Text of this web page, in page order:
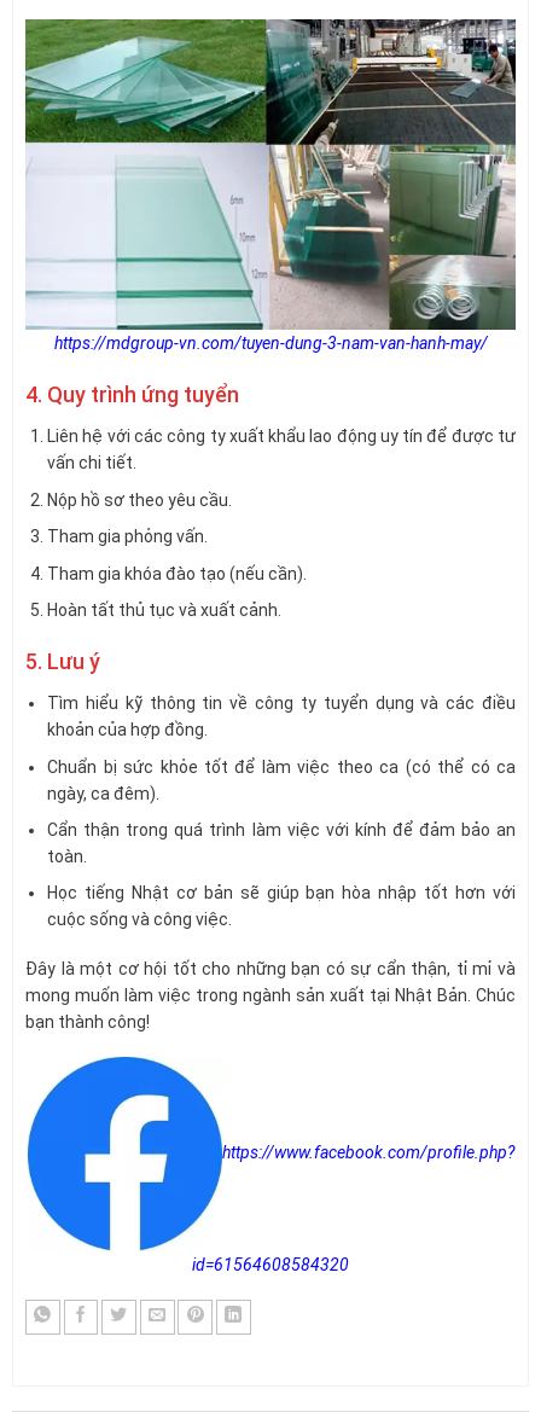
https://mdgroup-vn.com/tuyen-dung-3-nam-van-hanh-may/
4. Quy trình ứng tuyển
Liên hệ với các công ty xuất khẩu lao động uy tín để được tư
vấn chi tiết.
Nộp hồ sơ theo yêu cầu.
Tham gia phỏng vấn.
Tham gia khóa đào tạo (nếu cần).
Hoàn tất thủ tục và xuất cảnh.
5. Lưu ý
Tìm hiểu kỹ thông tin về công ty tuyển dụng và các điều
khoản của hợp đồng.
Chuẩn bị sức khỏe tốt để làm việc theo ca (có thể có ca
ngày, ca đêm).
Cẩn thận trong quá trình làm việc với kính để đảm bảo an
toàn.
Học tiếng Nhật cơ bản sẽ giúp bạn hòa nhập tốt hơn với
cuộc sống và công việc.
Đây là một cơ hội tốt cho những bạn có sự cẩn thận, tỉ mỉ và
mong muốn làm việc trong ngành sản xuất tại Nhật Bản. Chúc
bạn thành công!
https://www.facebook.com/profile.php?
id=61564608584320